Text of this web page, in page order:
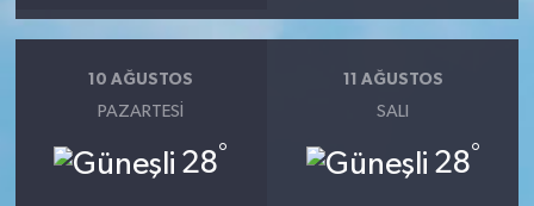
10 AĞUSTOS
PAZARTESI
28°
11 AĞUSTOS
SALI
28°